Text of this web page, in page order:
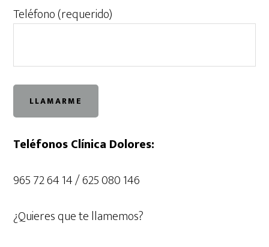
Teléfono (requerido)
Teléfonos Clínica Dolores:
965 72 64 14 / 625 080 146
¿Quieres que te llamemos?